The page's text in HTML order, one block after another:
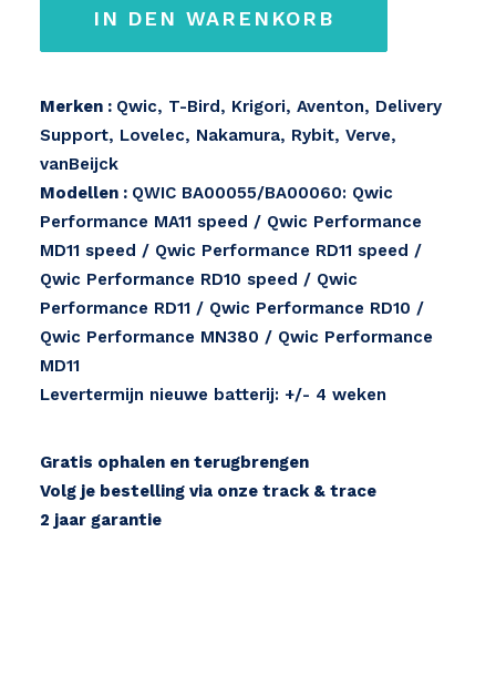
Performance
IN DEN WARENKORB
Merken : Qwic, T-Bird, Krigori, Aventon, Delivery
Support, Lovelec, Nakamura, Rybit, Verve,
vanBeijck
Modellen : QWIC BA00055/BA00060: Qwic
Performance MA11 speed / Qwic Performance
MD11 speed / Qwic Performance RD11 speed /
Qwic Performance RD10 speed / Qwic
Performance RD11 / Qwic Performance RD10 /
Qwic Performance MN380 / Qwic Performance
MD11
Levertermijn nieuwe batterij: +/- 4 weken
Gratis ophalen en terugbrengen
Volg je bestelling via onze track & trace
2 jaar garantie